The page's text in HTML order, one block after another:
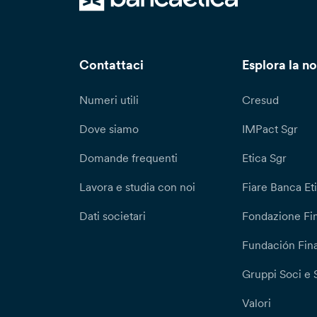
Contattaci
Numeri utili
Dove siamo
Domande frequenti
Lavora e studia con noi
Dati societari
Esplora la
Cresud
IMPact Sgr
Etica Sgr
Fiare Banca
Fondazione
Fundación
Gruppi Soci e
Valori